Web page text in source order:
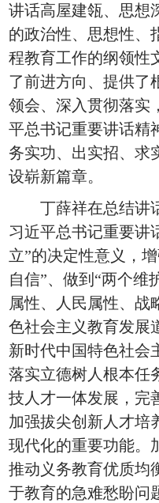
讲话高屋建瓴、思想
的政治性、思想性、
程教育工作的纲领性
了前进方向、提供了
领会、深入贯彻落实
平总书记重要讲话精
务实功、出实招、求
设崭新篇章。
丁薛祥在总结讲话
习近平总书记重要讲
立”的决定性意义，
自信”、做到“两个维
属性、人民属性、战
色社会主义教育发展
新时代中国特色社会
落实立德树人根本任
技人才一体发展，完
加强拔尖创新人才培
现代化的重要功能。
推动义务教育优质均
于教育的急难愁盼问